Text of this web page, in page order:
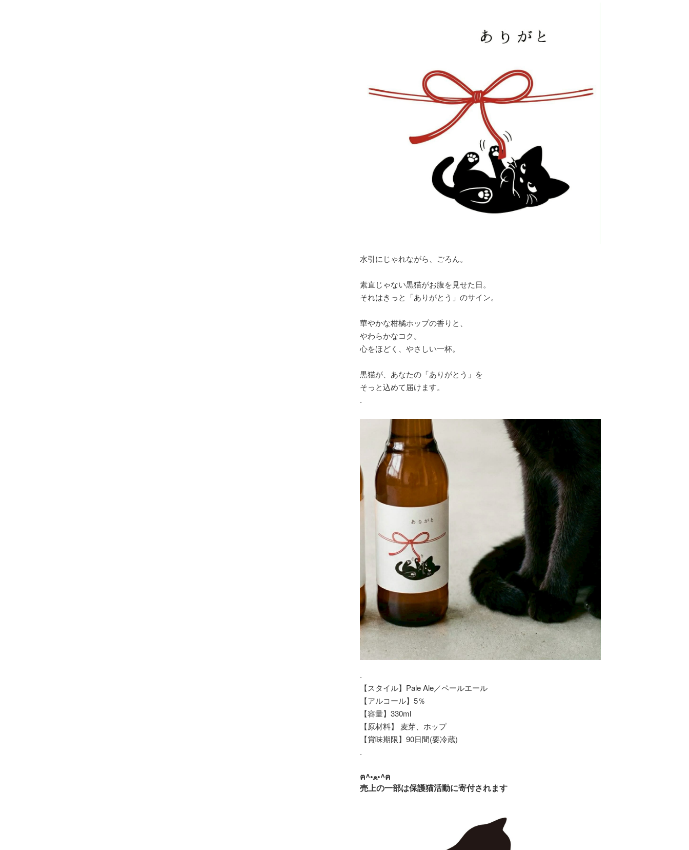
水引にじゃれながら、ごろん。
素直じゃない黒猫がお腹を見せた日。
それはきっと「ありがとう」のサイン。
華やかな柑橘ホップの香りと、
やわらかなコク。
心をほどく、やさしい一杯。
黒猫が、あなたの「ありがとう」を
そっと込めて届けます。
.
.
【スタイル】Pale Ale／ペールエール
【アルコール】5％
【容量】330ml
【原材料】 麦芽、ホップ
【賞味期限】90日間(要冷蔵)
.
ฅ^•ﻌ•^ฅ
売上の一部は保護猫活動に寄付されます